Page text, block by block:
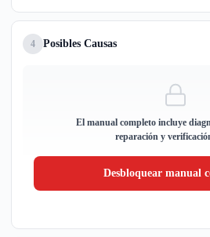
4 Posibles Causas
El manual completo incluye
reparación y
Desbloquear manual